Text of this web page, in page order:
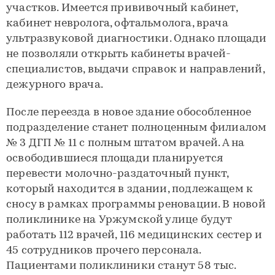
участков. Имеется прививочный кабинет,
кабинет невролога, офтальмолога, врача
ультразвуковой диагностики. Однако площади
не позволяли открыть кабинеты врачей-
специалистов, выдачи справок и направлений,
дежурного врача.
После переезда в новое здание обособленное
подразделение станет полноценным филиалом
№ 3 ДГП № 11 с полным штатом врачей. А на
освободившиеся площади планируется
перевести молочно-раздаточный пункт,
который находится в здании, подлежащем к
сносу в рамках программы реновации. В новой
поликлинике на Уржумской улице будут
работать 112 врачей, 116 медицинских сестер и
45 сотрудников прочего персонала.
Пациентами поликлиники станут 58 тыс.